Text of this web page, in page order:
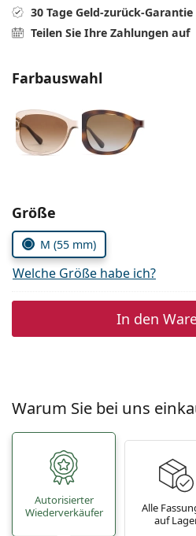
Persol
Prada
Alle Marken
30 Tage Geld-zurück-Garantie
Teilen Sie Ihre Zahlungen auf
Farbauswahl
Parameter wählen
Größe
M (55 mm)
Welche Größe habe ich?
In den
Warum Sie bei uns
Autorisierter
Wiederverkäufer
Alle
auf